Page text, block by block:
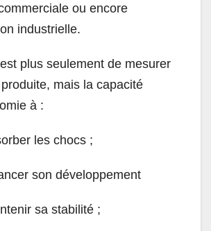
ou encore
industrielle.
plus seulement de mesurer
mais la capacité
à :
les chocs ;
son développement
sa stabilité ;